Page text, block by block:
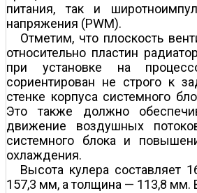
питания, так и
напряжения (PWM).
Отметим, что плоскость
относительно пластин
при установке на
сориентирован не строго к
стенке корпуса системного
Это также должно
движение воздушных
системного блока и
охлаждения.
Высота кулера составляет
157,3 мм, а толщина — 113,8 мм.